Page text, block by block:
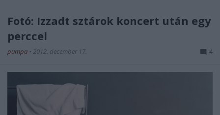
Fotó: Izzadt sztárok koncert után egy
perccel
pumpa • 2012. december 17. 4